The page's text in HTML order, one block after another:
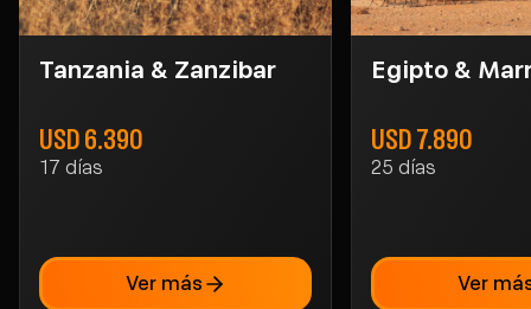
Tanzania & Zanzibar
USD 6.390
17 días
Ver más
Egipto &
USD 7.890
25 días
Ver